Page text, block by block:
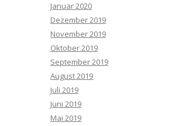
Januar 2020
Dezember 2019
November 2019
Oktober 2019
September 2019
August 2019
Juli 2019
Juni 2019
Mai 2019